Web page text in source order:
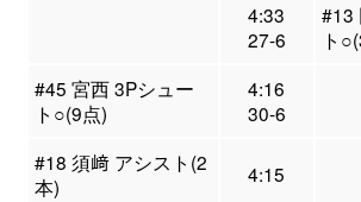
4:33
27-6
#13
ト
#45 宮西 3Pシュー
ト○(9点)
4:16
30-6
#18 須﨑 アシスト(2
本)
4:15